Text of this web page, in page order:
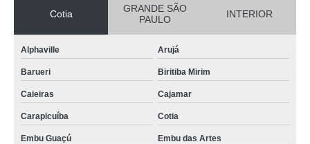
Cotia
GRANDE SÃO
PAULO
INTERIOR
Alphaville Arujá
Barueri Biritiba Mirim
Caieiras Cajamar
Carapicuíba Cotia
Embu Guaçú Embu das Artes